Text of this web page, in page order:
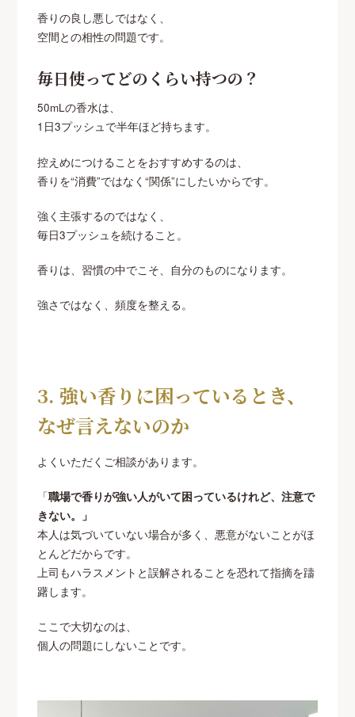
香りの良し悪しではなく、
空間との相性の問題です。
毎日使ってどのくらい持つの？
50mLの香水は、
1日3プッシュで半年ほど持ちます。
控えめにつけることをおすすめするのは、
香りを“消費”ではなく“関係”にしたいからです。
強く主張するのではなく、
毎日3プッシュを続けること。
香りは、習慣の中でこそ、自分のものになります。
強さではなく、頻度を整える。
3. 強い香りに困っているとき、
なぜ言えないのか
よくいただくご相談があります。
「職場で香りが強い人がいて困っているけれど、注意で
きない。」
本人は気づいていない場合が多く、悪意がないことがほ
とんどだからです。
上司もハラスメントと誤解されることを恐れて指摘を躊
躇します。
ここで大切なのは、
個人の問題にしないことです。